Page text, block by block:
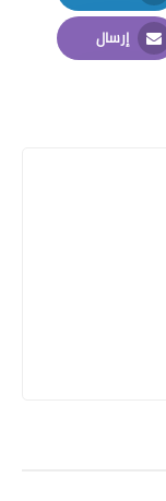
LinkedIn
إرسال
Email